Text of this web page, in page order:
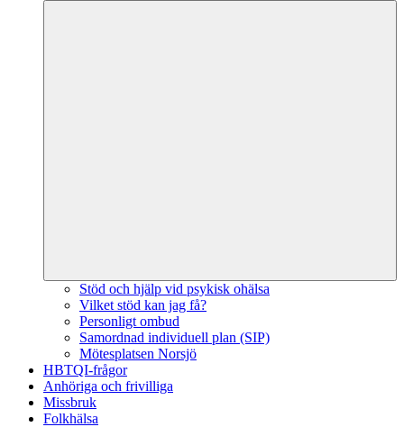
Stöd och hjälp vid psykisk ohälsa
Vilket stöd kan jag få?
Personligt ombud
Samordnad individuell plan (SIP)
Mötesplatsen Norsjö
HBTQI-frågor
Anhöriga och frivilliga
Missbruk
Folkhälsa